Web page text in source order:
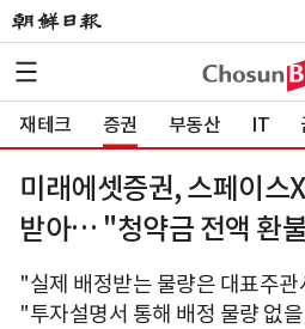
재테크 증권 부동산 IT
미래에셋증권, 스페이스
받아… "청약금 전액 환
"실제 배정받는 물량은 대표주
"투자설명서 통해 배정 물량 없